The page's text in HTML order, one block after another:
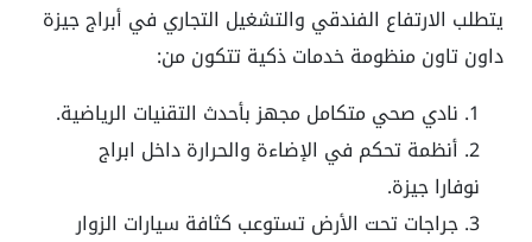
يتطلب الارتفاع الفندقي والتشغيل التجاري في أبراج جيزة
داون تاون منظومة خدمات ذكية تتكون من:
نادي صحي متكامل مجهز بأحدث التقنيات الرياضية.
أنظمة تحكم في الإضاءة والحرارة داخل ابراج
نوفارا جيزة.
جراجات تحت الأرض تستوعب كثافة سيارات الزوار